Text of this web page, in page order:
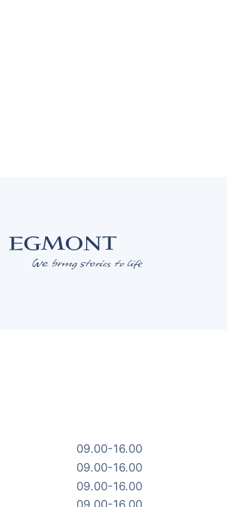
09.00-16.00
09.00-16.00
09.00-16.00